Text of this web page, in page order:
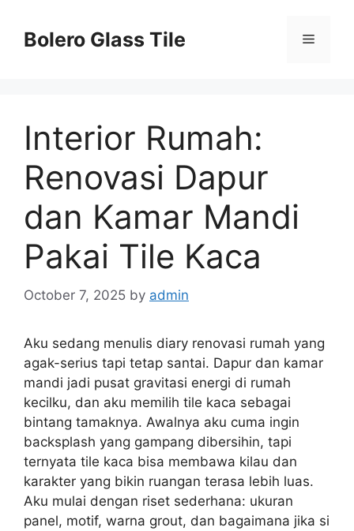
contentBolero Glass Tile Menu
Interior Rumah:
Renovasi Dapur
dan Kamar Mandi
Pakai Tile Kaca
October 7, 2025 by admin
Aku sedang menulis diary renovasi rumah yang
agak-serius tapi tetap santai. Dapur dan kamar
mandi jadi pusat gravitasi energi di rumah
kecilku, dan aku memilih tile kaca sebagai
bintang tamaknya. Awalnya aku cuma ingin
backsplash yang gampang dibersihin, tapi
ternyata tile kaca bisa membawa kilau dan
karakter yang bikin ruangan terasa lebih luas.
Aku mulai dengan riset sederhana: ukuran
panel, motif, warna grout, dan bagaimana jika si